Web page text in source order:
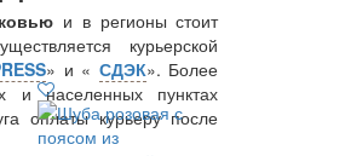
и в регионы стоит
курьерской
» и « СДЭК». Более
и населенных пунктах
оплаты курьеру после